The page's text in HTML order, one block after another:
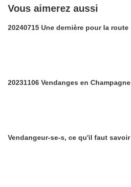
Vous aimerez aussi
20240715 Une dernière pour la route
20231106 Vendanges en Champagne
Vendangeur-se-s, ce qu'il faut savoir